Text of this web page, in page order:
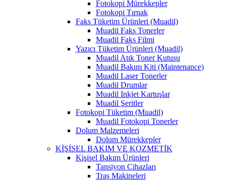
Fotokopi Mürekkepler
Fotokopi Tırnak
Faks Tüketim Ürünleri (Muadil)
Muadil Faks Tonerler
Muadil Faks Filmi
Yazıcı Tüketim Ürünleri (Muadil)
Muadil Atık Toner Kutusu
Muadil Bakım Kiti (Maintenance)
Muadil Laser Tonerler
Muadil Drumlar
Muadil Inkjet Kartuşlar
Muadil Şeritler
Fotokopi Tüketim (Muadil)
Muadil Fotokopi Tonerler
Dolum Malzemeleri
Dolum Mürekkepler
KİŞİSEL BAKIM VE KOZMETİK
Kişisel Bakım Ürünleri
Tansiyon Cihazları
Traş Makineleri